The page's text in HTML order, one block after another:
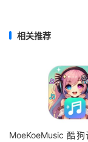
相关推荐
MoeKoeMusic 酷